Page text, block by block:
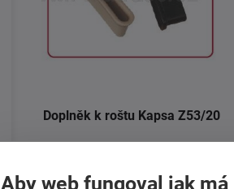
Doplněk k roštu Kapsa Z53/20
Dodáváme do 1-2 týdnů
Aby web fungoval jak